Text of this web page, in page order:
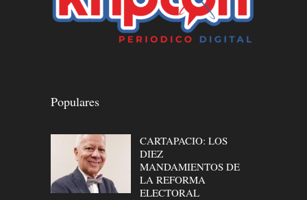
Populares
CARTAPACIO: LOS
DIEZ
MANDAMIENTOS DE
LA REFORMA
ELECTORAL